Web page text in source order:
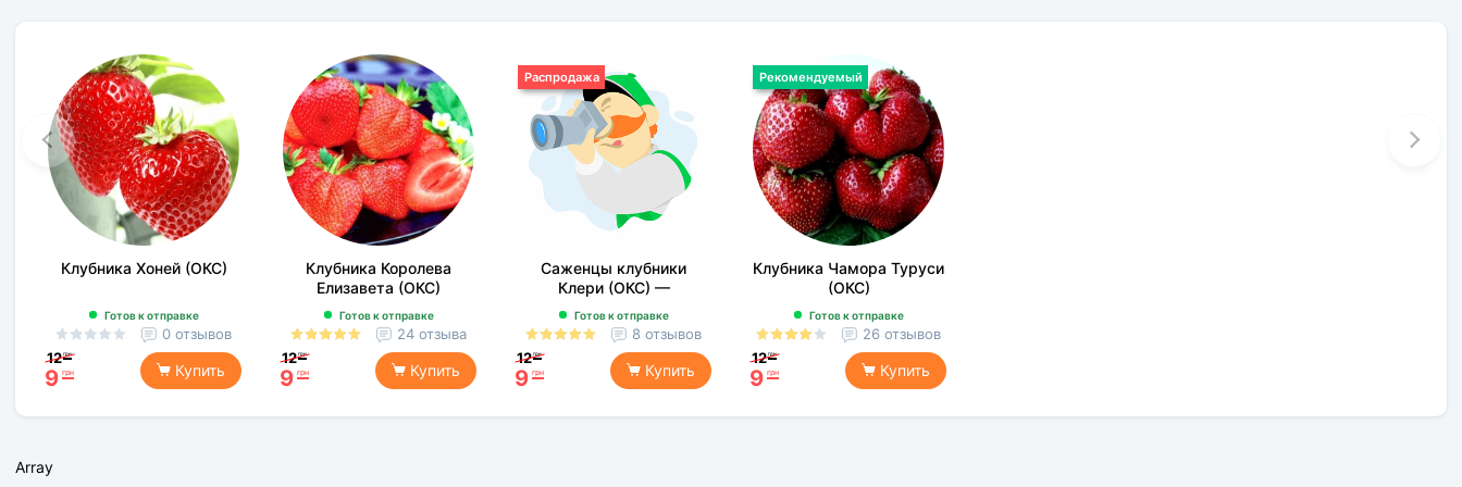
Клубника Хоней (ОКС)
Готов к отправке
0 отзывов
12 грн
9 грн Купить
Клубника Королева
Елизавета (ОКС)
Готов к отправке
24 отзыва
12 грн
9 грн Купить
Саженцы клубники
Клери (ОКС) —
раннеспелая, сладкая,
морозостойкая
Готов к отправке
8 отзывов
12 грн
9 грн Купить
Распродажа
Клубника Чамора Туруси
(ОКС)
Готов к отправке
26 отзывов
12 грн
9 грн Купить
Рекомендуемый
Array